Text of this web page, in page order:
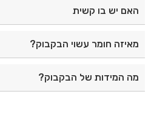
האם יש בו קשית
מאיזה חומר עשוי הבקבוק?
מה המידות של הבקבוק?